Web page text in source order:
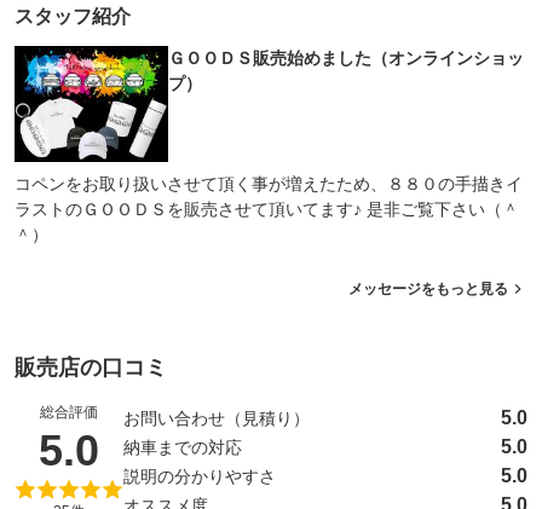
スタッフ紹介
ＧＯＯＤＳ販売始めました（オンラインショッ
プ）
コペンをお取り扱いさせて頂く事が増えたため、８８０の手描きイ
ラストのＧＯＯＤＳを販売させて頂いてます♪ 是非ご覧下さい（＾
＾）
メッセージをもっと見る
販売店の口コミ
総合評価
5.0 （5点満点中）
お問い合わせ（見積り） 5.0
納車までの対応 5.0
説明の分かりやすさ 5.0
オススメ度 5.0